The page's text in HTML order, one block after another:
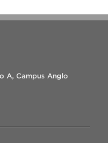
A, Campus Anglo